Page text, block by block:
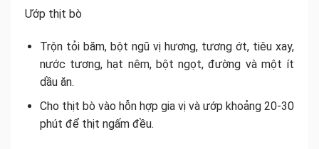
Ướp thịt bò
Trộn tỏi băm, bột ngũ vị hương, tương ớt, tiêu xay,
nước tương, hạt nêm, bột ngọt, đường và một ít
dầu ăn.
Cho thịt bò vào hỗn hợp gia vị và ướp khoảng 20-30
phút để thịt ngấm đều.